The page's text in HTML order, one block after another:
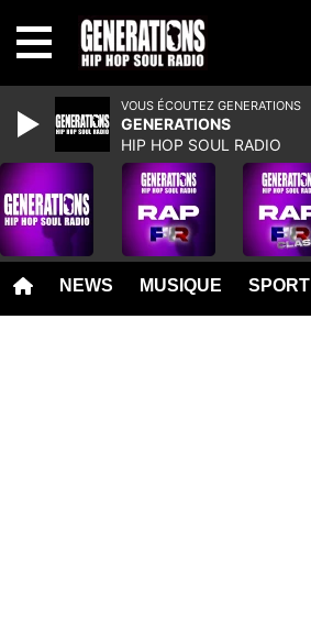
NEWS MUSIQUE SPORT
VOUS ÉCOUTEZ GENERATIONS
GENERATIONS
HIP HOP SOUL RADIO